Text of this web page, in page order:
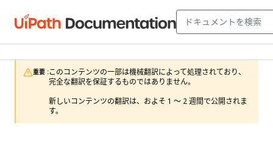
重要 :このコンテンツの一部は機械翻訳によって処理されており、
完全な翻訳を保証するものではありません。
新しいコンテンツの翻訳は、およそ 1 ～ 2 週間で公開されま
す。